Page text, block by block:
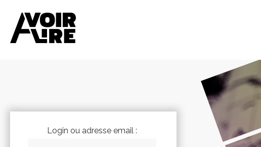
Login ou adresse email :